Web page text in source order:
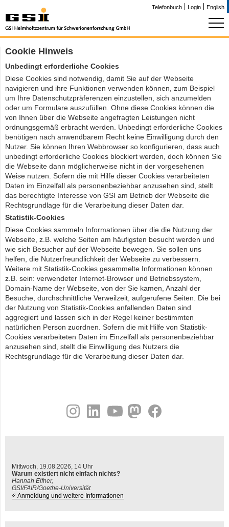
Telefonbuch Login English
Cookie Hinweis
Unbedingt erforderliche Cookies
Diese Cookies sind notwendig, damit Sie auf der Webseite
navigieren und ihre Funktionen verwenden können, zum Beispiel
um Ihre Datenschutzpräferenzen einzustellen, sich anzumelden
oder um Formulare auszufüllen. Ohne diese Cookies können die
von Ihnen über die Webseite angefragten Leistungen nicht
ordnungsgemäß erbracht werden. Unbedingt erforderliche Cookies
benötigen nach anwendbarem Recht keine Einwilligung durch den
Nutzer. Sie können Ihren Webbrowser so konfigurieren, dass auch
unbedingt erforderliche Cookies blockiert werden, doch können Sie
die Webseite dann möglicherweise nicht in der vorgesehenen
Weise nutzen. Sofern die mit Hilfe dieser Cookies verarbeiteten
Daten im Einzelfall als personenbeziehbar anzusehen sind, stellt
das berechtigte Interesse von GSI am Betrieb der Webseite die
Rechtsgrundlage für die Verarbeitung dieser Daten dar.
Statistik-Cookies
Diese Cookies sammeln Informationen über die die Nutzung der
Webseite, z.B. welche Seiten am häufigsten besucht werden und
wie sich Besucher auf der Webseite bewegen. Sie sollen uns
helfen, die Nutzerfreundlichkeit der Webseite zu verbessern.
Weitere mit Statistik-Cookies gesammelte Informationen können
z.B. sein: verwendeter Internet-Browser und Betriebssystem,
Domain-Name der Webseite, von der Sie kamen, Anzahl der
Besuche, durchschnittliche Verweilzeit, aufgerufene Seiten. Die bei
der Nutzung von Statistik-Cookies anfallenden Daten sind
aggregiert und lassen sich in der Regel keiner bestimmten
natürlichen Person zuordnen. Sofern die mit Hilfe von Statistik-
Cookies verarbeiteten Daten im Einzelfall als personenbeziehbar
anzusehen sind, stellt die Einwilligung des Nutzers die
Rechtsgrundlage für die Verarbeitung dieser Daten dar.
youtube
helmholtz.social
facebook
Mittwoch, 19.08.2026, 14 Uhr
Warum existiert nicht einfach nichts?
Hannah Elfner,
GSI/FAIR/Goethe-Universität
Anmeldung und weitere Informationen